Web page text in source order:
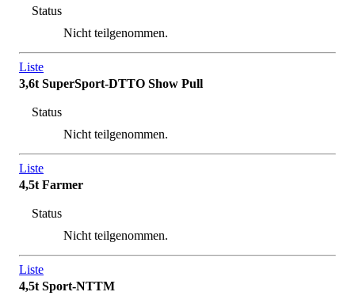
Status
Nicht teilgenommen.
Liste
3,6t SuperSport-DTTO Show Pull
Status
Nicht teilgenommen.
Liste
4,5t Farmer
Status
Nicht teilgenommen.
Liste
4,5t Sport-NTTM